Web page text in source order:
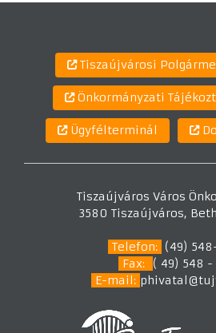
Tiszaújvárosi
Önkormányzati
Ügyfélterminál
Tiszaújváros Város
3580 Tiszaújváros,
Telefon: (49)
Fax: ( 49) 548 -
E-mail: